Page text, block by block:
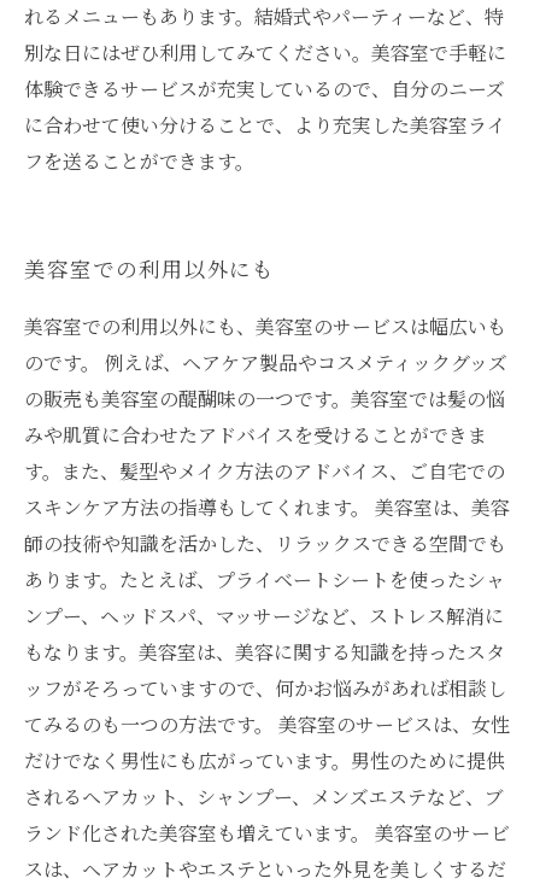
れるメニューもあります。結婚式やパーティーなど、特
別な日にはぜひ利用してみてください。美容室で手軽に
体験できるサービスが充実しているので、自分のニーズ
に合わせて使い分けることで、より充実した美容室ライ
フを送ることができます。
美容室での利用以外にも
美容室での利用以外にも、美容室のサービスは幅広いも
のです。 例えば、ヘアケア製品やコスメティックグッズ
の販売も美容室の醍醐味の一つです。美容室では髪の悩
みや肌質に合わせたアドバイスを受けることができま
す。また、髪型やメイク方法のアドバイス、ご自宅での
スキンケア方法の指導もしてくれます。 美容室は、美容
師の技術や知識を活かした、リラックスできる空間でも
あります。たとえば、プライベートシートを使ったシャ
ンプー、ヘッドスパ、マッサージなど、ストレス解消に
もなります。美容室は、美容に関する知識を持ったスタ
ッフがそろっていますので、何かお悩みがあれば相談し
てみるのも一つの方法です。 美容室のサービスは、女性
だけでなく男性にも広がっています。男性のために提供
されるヘアカット、シャンプー、メンズエステなど、ブ
ランド化された美容室も増えています。 美容室のサービ
スは、ヘアカットやエステといった外見を美しくするだ